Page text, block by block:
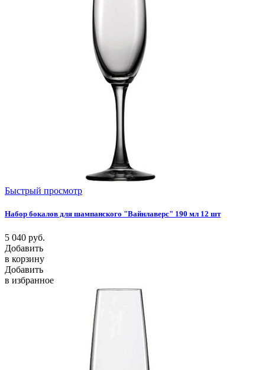
Быстрый просмотр
Набор бокалов для шампанского "Вайнлаверс" 190 мл 12 шт
5 040 руб.
Добавить
в корзину
Добавить
в избранное